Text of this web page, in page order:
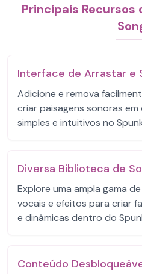
Principais Recursos
Interface de Arrastar e
Adicione e remova
criar paisagens sonoras
simples e intuitivos no
Diversa Biblioteca de
Explore uma ampla gama
vocais e efeitos para criar
e dinâmicas dentro do
Conteúdo